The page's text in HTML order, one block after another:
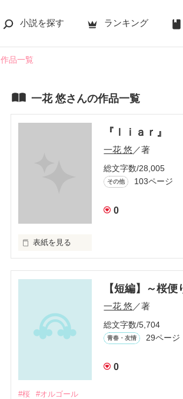
小説を探す ランキング
作品一覧
一花 悠さんの作品一覧
『ｌｉａｒ』
一花 悠 ／著
総文字数/28,005
その他 103ページ
0
表紙を見る
【短編】～桜便
一花 悠 ／著
総文字数/5,704
青春・友情 29ページ
0
#桜 #オルゴール